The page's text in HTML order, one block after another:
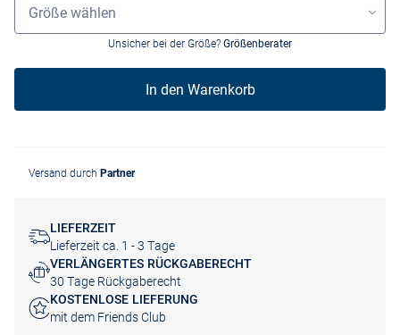
Größe wählen
Unsicher bei der Größe? Größenberater
In den Warenkorb
Versand durch Partner
LIEFERZEIT
Lieferzeit ca. 1 - 3 Tage
VERLÄNGERTES RÜCKGABERECHT
30 Tage Rückgaberecht
KOSTENLOSE LIEFERUNG
mit dem Friends Club